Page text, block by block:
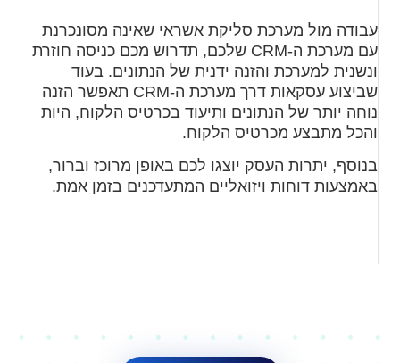
עבודה מול מערכת סליקת אשראי שאינה מסונכרנת
עם מערכת ה-CRM שלכם, תדרוש מכם כניסה חוזרת
ונשנית למערכת והזנה ידנית של הנתונים. בעוד
שביצוע עסקאות דרך מערכת ה-CRM תאפשר הזנה
נוחה יותר של הנתונים ותיעוד בכרטיס הלקוח, היות
והכל מתבצע מכרטיס הלקוח.
בנוסף, יתרות העסק יוצגו לכם באופן מרוכז וברור,
באמצעות דוחות ויזואליים המתעדכנים בזמן אמת.